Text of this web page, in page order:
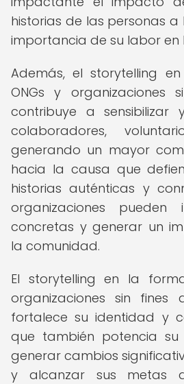
historias de las personas a
importancia de su labor en
Además, el storytelling
ONGs y organizaciones
contribuye a sensibilizar
colaboradores,
generando un mayor
hacia la causa que
historias auténticas y
organizaciones pueden
concretas y generar un
la comunidad.
El storytelling en la
organizaciones sin
fortalece su identidad y
que también potencia
generar cambios
y alcanzar sus metas